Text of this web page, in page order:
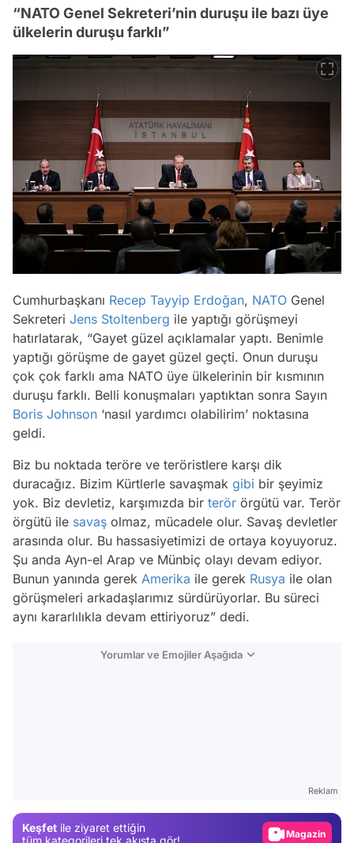
“NATO Genel Sekreteri’nin duruşu ile bazı üye
ülkelerin duruşu farklı”
Cumhurbaşkanı Recep Tayyip Erdoğan, NATO Genel
Sekreteri Jens Stoltenberg ile yaptığı görüşmeyi
hatırlatarak, “Gayet güzel açıklamalar yaptı. Benimle
yaptığı görüşme de gayet güzel geçti. Onun duruşu
çok çok farklı ama NATO üye ülkelerinin bir kısmının
duruşu farklı. Belli konuşmaları yaptıktan sonra Sayın
Boris Johnson ‘nasıl yardımcı olabilirim’ noktasına
geldi.
Biz bu noktada teröre ve teröristlere karşı dik
duracağız. Bizim Kürtlerle savaşmak gibi bir şeyimiz
yok. Biz devletiz, karşımızda bir terör örgütü var. Terör
örgütü ile savaş olmaz, mücadele olur. Savaş devletler
arasında olur. Bu hassasiyetimizi de ortaya koyuyoruz.
Şu anda Ayn-el Arap ve Münbiç olayı devam ediyor.
Bunun yanında gerek Amerika ile gerek Rusya ile olan
görüşmeleri arkadaşlarımız sürdürüyorlar. Bu süreci
aynı kararlılıkla devam ettiriyoruz” dedi.
Yorumlar ve Emojiler Aşağıda
Reklam
Keşfet ile ziyaret ettiğin
tüm kategorileri tek akışta gör!
Video